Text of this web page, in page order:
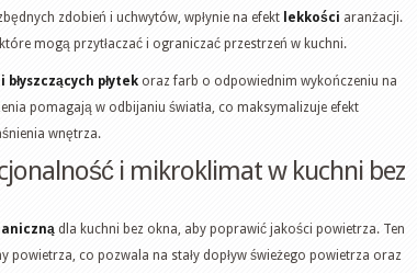
zdobień i uchwytów, wpłynie na efekt lekkości aranżacji.
mogą przytłaczać i ograniczać przestrzeń w kuchni.
błyszczących płytek oraz farb o odpowiednim wykończeniu na
pomagają w odbijaniu światła, co maksymalizuje efekt
wnętrza.
i mikroklimat w kuchni bez
dla kuchni bez okna, aby poprawić jakości powietrza. Ten
powietrza, co pozwala na stały dopływ świeżego powietrza oraz